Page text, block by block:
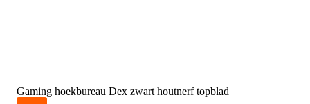
Gaming hoekbureau Dex zwart houtnerf topblad